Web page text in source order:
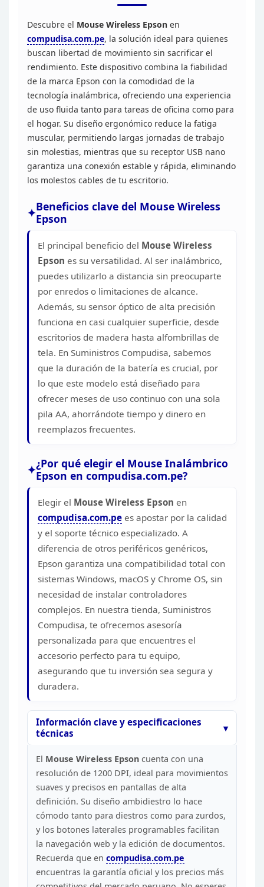
Descubre el Mouse Wireless Epson en
compudisa.com.pe, la solución ideal para quienes
buscan libertad de movimiento sin sacrificar el
rendimiento. Este dispositivo combina la fiabilidad
de la marca Epson con la comodidad de la
tecnología inalámbrica, ofreciendo una experiencia
de uso fluida tanto para tareas de oficina como para
el hogar. Su diseño ergonómico reduce la fatiga
muscular, permitiendo largas jornadas de trabajo
sin molestias, mientras que su receptor USB nano
garantiza una conexión estable y rápida, eliminando
los molestos cables de tu escritorio.
Beneficios clave del Mouse Wireless
Epson
El principal beneficio del Mouse Wireless
Epson es su versatilidad. Al ser inalámbrico,
puedes utilizarlo a distancia sin preocuparte
por enredos o limitaciones de alcance.
Además, su sensor óptico de alta precisión
funciona en casi cualquier superficie, desde
escritorios de madera hasta alfombrillas de
tela. En Suministros Compudisa, sabemos
que la duración de la batería es crucial, por
lo que este modelo está diseñado para
ofrecer meses de uso continuo con una sola
pila AA, ahorrándote tiempo y dinero en
reemplazos frecuentes.
¿Por qué elegir el Mouse Inalámbrico
Epson en compudisa.com.pe?
Elegir el Mouse Wireless Epson en
compudisa.com.pe es apostar por la calidad
y el soporte técnico especializado. A
diferencia de otros periféricos genéricos,
Epson garantiza una compatibilidad total con
sistemas Windows, macOS y Chrome OS, sin
necesidad de instalar controladores
complejos. En nuestra tienda, Suministros
Compudisa, te ofrecemos asesoría
personalizada para que encuentres el
accesorio perfecto para tu equipo,
asegurando que tu inversión sea segura y
duradera.
Información clave y especificaciones
técnicas
El Mouse Wireless Epson cuenta con una
resolución de 1200 DPI, ideal para movimientos
suaves y precisos en pantallas de alta
definición. Su diseño ambidiestro lo hace
cómodo tanto para diestros como para zurdos,
y los botones laterales programables facilitan
la navegación web y la edición de documentos.
Recuerda que en compudisa.com.pe
encuentras la garantía oficial y los precios más